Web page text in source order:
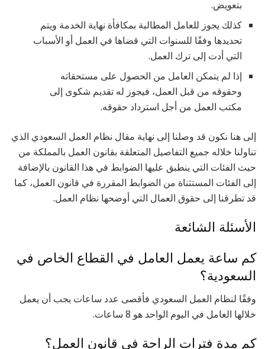
بتعويض.
كذلك يجوز للعامل المطالبة بمكافأة نهاية الخدمة ويتم
تحديدها وفقًا للسنوات التي قضاها في العمل أو الأسباب
التي أدت إلى ترك العمل.
إذا لم يتمكن العامل من الحصول على مستحقاته
وحقوقه من قبل العمل، فيجوز له تقديم شكوى إلى
مكتب العمل من أجل استرداد حقوقه.
إلى هنا نكون قد وصلنا إلى نهاية مقال نظام العمل السعودي الذي
تناولنا خلاله جميع التفاصيل المتعلقة بقانون العمل بالمملكة من
حيث الفئات التي ينطبق عليها الضوابط في هذا القانون بالإضافة
إلى الفئات المستثناة من الضوابط المقررة في قانون العمل، كما
قد تطرقنا إلى حقوق العمال التي أوضحها نظام العمل.
الأسئلة الشائعة
كم ساعة يعمل العامل في القطاع الخاص في
السعودية؟
وفقًا لنظام العمل السعودي فأقصى عدد ساعات يجب أن يعمل
خلالها العامل في اليوم الواحد هو 8 ساعات.
كم مدة فترات الراحة في قانون العمل؟